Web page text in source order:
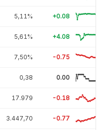
5,11% +0.08
5,61% +4.08
7,50% -0.75
0,38 0.00
17.979 -0.18
3.447,70 -0.77